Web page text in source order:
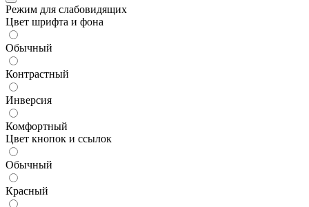
Режим для слабовидящих
Цвет шрифта и фона
Обычный
Контрастный
Инверсия
Комфортный
Цвет кнопок и ссылок
Обычный
Красный